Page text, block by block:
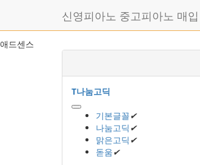
애드센스
뉴
토
하
신영피아노 중고피아노 매입
T나눔고딕
기본글꼴✔
나눔고딕 ✔
맑은고딕 ✔
돋움✔